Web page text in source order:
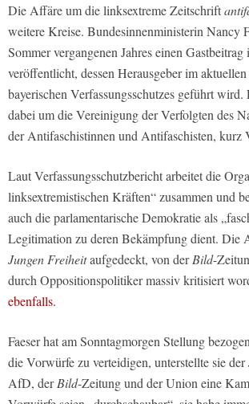
Die Affäre um die linksextreme Zeitschrift
weitere Kreise. Bundesinnenministerin Nancy
Sommer vergangenen Jahres einen
veröffentlicht, dessen Herausgeber im aktuellen
bayerischen Verfassungsschutzes geführt wird.
dabei um die Vereinigung der Verfolgten des
der Antifaschistinnen und Antifaschisten,
Laut Verfassungsschutzbericht arbeitet die
linksextremistischen Kräften“ zusammen und
auch die parlamentarische Demokratie als
Legitimation zu deren Bekämpfung dient. Die
Jungen Freiheitaufgedeckt, von derBild-
durch Oppositionspolitiker massiv kritisiert
ebenfalls.
Faeser hat am Sonntagmorgen Stellung
die Vorwürfe zu verteidigen, unterstellte sie der
AfD, derBild-Zeitung und der Union eine